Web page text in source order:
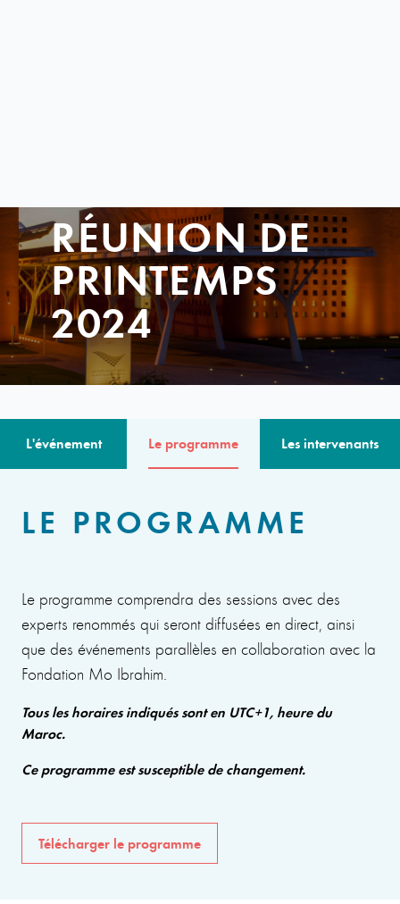
RÉUNION DE
PRINTEMPS
2024
L'événement Le programme Les intervenants
LE PROGRAMME
Le programme comprendra des sessions avec des
experts renommés qui seront diffusées en direct, ainsi
que des événements parallèles en collaboration avec la
Fondation Mo Ibrahim.
Tous les horaires indiqués sont en UTC+1, heure du
Maroc.
Ce programme est susceptible de changement.
Télécharger le programme